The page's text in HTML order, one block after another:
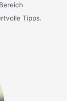
Tipps.